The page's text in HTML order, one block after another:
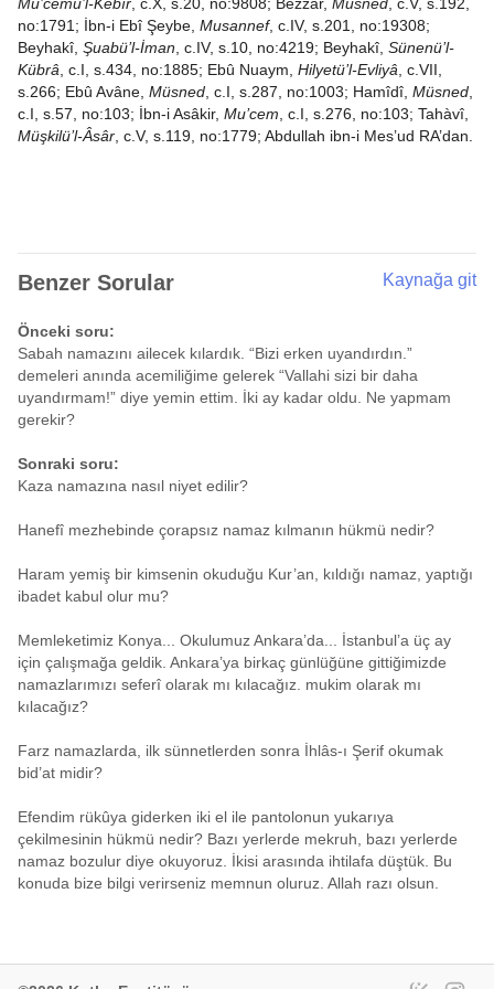
no:1791; İbn-i Ebî Şeybe, Musannef, c.IV, s.201, no:19308;
Beyhakî, Şuabü’l-İman , c.IV, s.10, no:4219; Beyhakî, Sünenü’l-
Kübrâ , c.I, s.434, no:1885; Ebû Nuaym, Hilyetü’l-Evliyâ , c.VII,
s.266; Ebû Avâne, Müsned , c.I, s.287, no:1003; Hamîdî, Müsned
c.I, s.57, no:103; İbn-i Asâkir, Mu’cem , c.I, s.276, no:103; Tahàvî,
Müşkilü’l-Âsâr , c.V, s.119, no:1779; Abdullah ibn-i Mes’ud RA’dan.
Benzer Sorular Kaynağa git
Önceki soru:
Sabah namazını ailecek kılardık. “Bizi erken uyandırdın.”
demeleri anında acemiliğime gelerek “Vallahi sizi bir daha
uyandırmam!” diye yemin ettim. İki ay kadar oldu. Ne yapmam
gerekir?
Sonraki soru:
Kaza namazına nasıl niyet edilir?
Hanefî mezhebinde çorapsız namaz kılmanın hükmü nedir?
Haram yemiş bir kimsenin okuduğu Kur’an, kıldığı namaz, yaptığı
ibadet kabul olur mu?
Memleketimiz Konya... Okulumuz Ankara’da... İstanbul’a üç ay
için çalışmağa geldik. Ankara’ya birkaç günlüğüne gittiğimizde
namazlarımızı seferî olarak mı kılacağız. mukim olarak mı
kılacağız?
Farz namazlarda, ilk sünnetlerden sonra İhlâs-ı Şerif okumak
bid’at midir?
Efendim rükûya giderken iki el ile pantolonun yukarıya
çekilmesinin hükmü nedir? Bazı yerlerde mekruh, bazı yerlerde
namaz bozulur diye okuyoruz. İkisi arasında ihtilafa düştük. Bu
konuda bize bilgi verirseniz memnun oluruz. Allah razı olsun.